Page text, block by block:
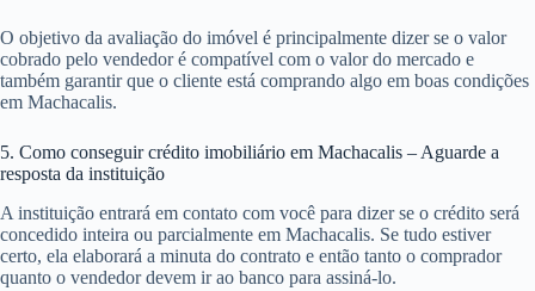
O objetivo da avaliação do imóvel é principalmente dizer se o valor
cobrado pelo vendedor é compatível com o valor do mercado e
também garantir que o cliente está comprando algo em boas condições
em Machacalis.
5. Como conseguir crédito imobiliário em Machacalis – Aguarde a
resposta da instituição
A instituição entrará em contato com você para dizer se o crédito será
concedido inteira ou parcialmente em Machacalis. Se tudo estiver
certo, ela elaborará a minuta do contrato e então tanto o comprador
quanto o vendedor devem ir ao banco para assiná-lo.